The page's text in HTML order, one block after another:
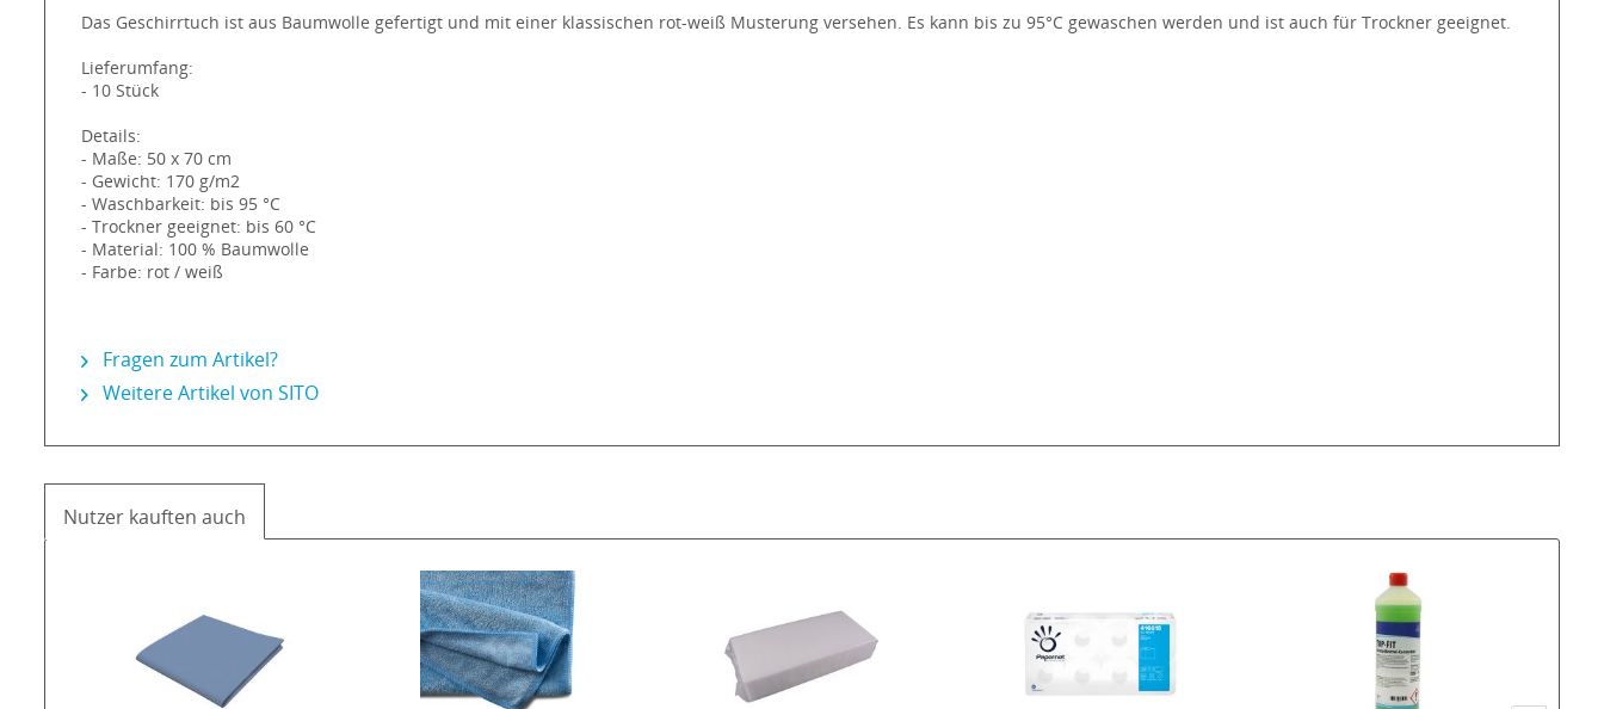
Das Geschirrtuch ist aus Baumwolle gefertigt und mit einer klassischen rot-weiß Musterung versehen. Es kann bis zu 95°C gewaschen werden und ist auch für Trockner geeignet.
Lieferumfang:
- 10 Stück
Details:
- Maße: 50 x 70 cm
- Gewicht: 170 g/m2
- Waschbarkeit: bis 95 °C
- Trockner geeignet: bis 60 °C
- Material: 100 % Baumwolle
- Farbe: rot / weiß
Fragen zum Artikel?
Weitere Artikel von SITO
Nutzer kauften auch